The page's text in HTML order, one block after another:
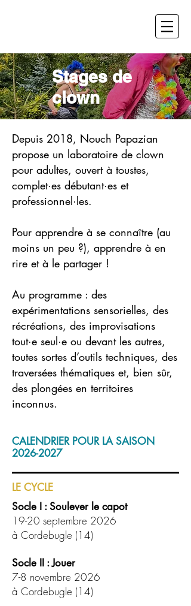
Stages de
clown
Depuis 2018, Nouch Papazian
propose un laboratoire de clown
pour adultes, ouvert à toustes,
complet·es débutant·es et
professionnel·les.
Pour apprendre à se connaître (au
moins un peu ?), apprendre à en
rire et à le partager !
Au programme : des
expérimentations sensorielles, des
récréations, des improvisations
tout·e seul·e ou devant les autres,
toutes sortes d’outils techniques, des
traversées thématiques et, bien sûr,
des plongées en territoires
inconnus.
CALENDRIER POUR LA SAISON
2026-2027
LE CYCLE
Socle I : Soulever le capot
19-20 septembre 2026
à Cordebugle (14)
Socle II : Jouer
7-8 novembre 2026
à Cordebugle (14)